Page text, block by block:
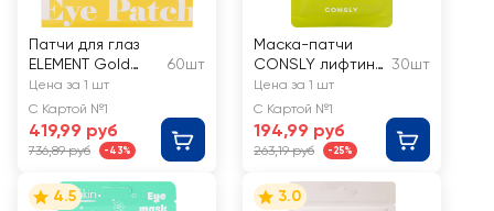
Патчи для глаз
ELEMENT Gold
гидрогелевые на
основе золота и
коллагена
60шт
Цена за 1 шт
С Картой №1
419,99 руб
736,89 руб -43%
Маска-патчи
CONSLY лифтинг,
с коллагеном и
морскими
водорослями
30шт
Цена за 1 шт
С Картой №1
194,99 руб
263,19 руб -25%
4.5 3.0